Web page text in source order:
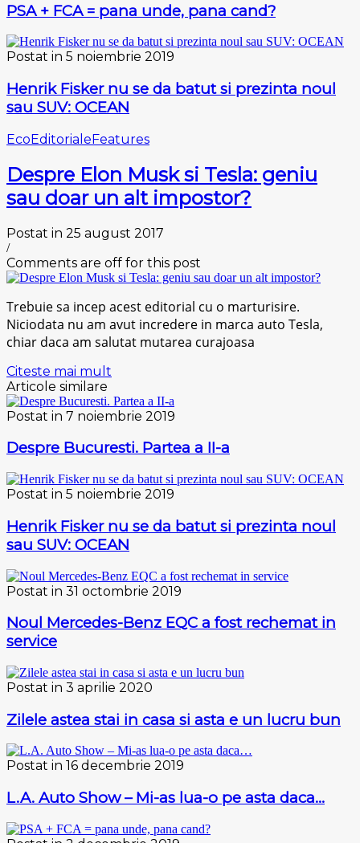
PSA + FCA = pana unde, pana cand?
Postat in 5 noiembrie 2019
Henrik Fisker nu se da batut si prezinta noul
sau SUV: OCEAN
EcoEditorialeFeatures
Despre Elon Musk si Tesla: geniu
sau doar un alt impostor?
Postat in 25 august 2017
/
Comments are off for this post
Trebuie sa incep acest editorial cu o marturisire.
Niciodata nu am avut incredere in marca auto Tesla,
chiar daca am salutat mutarea curajoasa
Citeste mai mult
Articole similare
Postat in 7 noiembrie 2019
Despre Bucuresti. Partea a II-a
Postat in 5 noiembrie 2019
Henrik Fisker nu se da batut si prezinta noul
sau SUV: OCEAN
Postat in 31 octombrie 2019
Noul Mercedes-Benz EQC a fost rechemat in
service
Postat in 3 aprilie 2020
Zilele astea stai in casa si asta e un lucru bun
Postat in 16 decembrie 2019
L.A. Auto Show – Mi-as lua-o pe asta daca…